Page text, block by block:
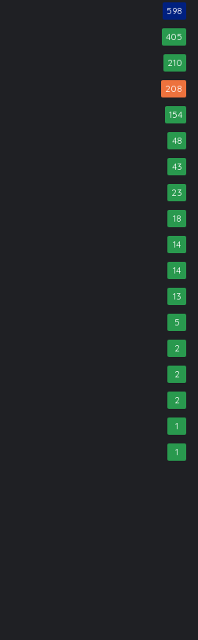
598
405
210
208
154
48
43
23
18
14
14
13
5
2
2
2
1
1